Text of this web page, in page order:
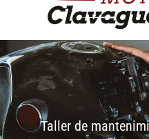
Taller de